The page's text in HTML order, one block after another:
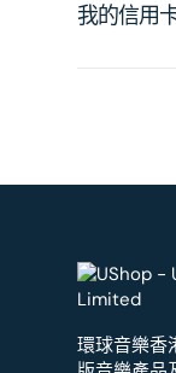
我的信用
環球音樂香